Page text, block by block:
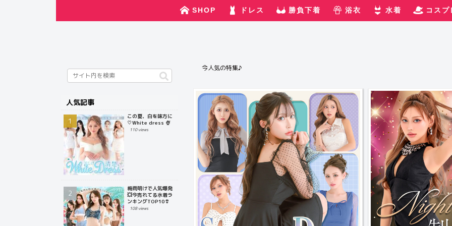
SHOP ドレス 勝負下着 浴衣 水着 コスプ
今人気の特集♪
人気記事
この夏、白を味方に
♡White dress 🍨
110 views
梅雨明けで人気爆発
💥今売れてる水着ラ
ンキングTOP10👙
108 views